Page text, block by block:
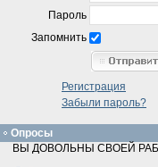
Пароль
Запомнить
Регистрация
Забыли пароль?
Опросы
ВЫ ДОВОЛЬНЫ СВОЕЙ